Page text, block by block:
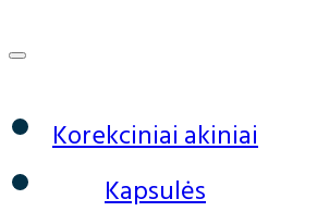
Korekciniai akiniai
Kapsulės